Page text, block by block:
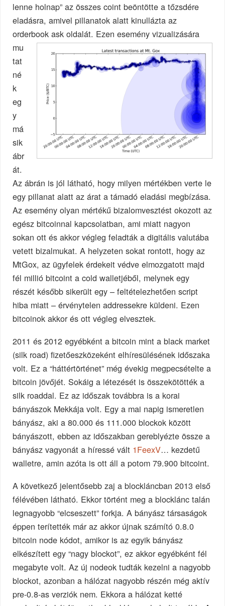
lenne holnap” az összes coint beöntötte a tőzsdére
eladásra, amivel pillanatok alatt kinullázta az
orderbook ask oldalát. Ezen esemény vizualizására
mu
tat
né
k
eg
y
má
sik
ábr
át.
Az ábrán is jól látható, hogy milyen mértékben verte le
egy pillanat alatt az árat a támadó eladási megbízása.
Az esemény olyan mértékű bizalomvesztést okozott az
egész bitcoinnal kapcsolatban, ami miatt nagyon
sokan ott és akkor végleg feladták a digitális valutába
vetett bizalmukat. A helyzeten sokat rontott, hogy az
MtGox, az ügyfelek érdekeit védve elmozgatott majd
fél millió bitcoint a cold walletjéből, melynek egy
részét később sikerült egy – feltételezhetően script
hiba miatt – érvénytelen addressekre küldeni. Ezen
bitcoinok akkor és ott végleg elvesztek.
2011 és 2012 egyébként a bitcoin mint a black market
(silk road) fizetőeszközeként elhíresülésének időszaka
volt. Ez a “háttértörténet” még évekig megpecsételte a
bitcoin jövőjét. Sokáig a létezését is összekötötték a
silk roaddal. Ez az időszak továbbra is a korai
bányászok Mekkája volt. Egy a mai napig ismeretlen
bányász, aki a 80.000 és 111.000 blockok között
bányászott, ebben az időszakban gereblyézte össze a
bányász vagyonát a híressé vált 1FeexV… kezdetű
walletre, amin azóta is ott áll a potom 79.900 bitcoint.
A következő jelentősebb zaj a blockláncban 2013 első
félévében látható. Ekkor történt meg a blocklánc talán
legnagyobb “elcseszett” forkja. A bányász társaságok
éppen terítették már az akkor újnak számító 0.8.0
bitcoin node kódot, amikor is az egyik bányász
elkészített egy “nagy blockot”, ez akkor egyébként fél
megabyte volt. Az új nodeok tudták kezelni a nagyobb
blockot, azonban a hálózat nagyobb részén még aktív
pre-0.8-as verziók nem. Ekkora a hálózat ketté